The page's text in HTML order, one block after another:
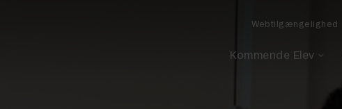
Kommende Elev
Webtilgængelighed